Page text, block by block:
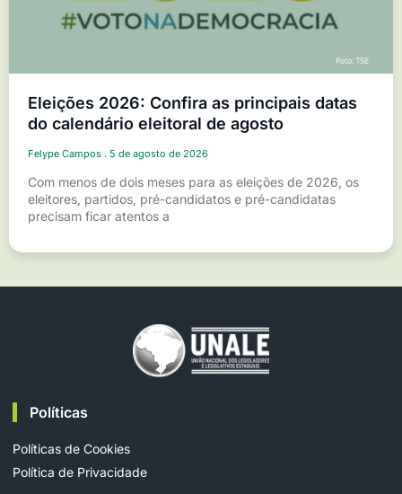
Eleições 2026: Confira as principais datas
do calendário eleitoral de agosto
Felype Campos 5 de agosto de 2026
Com menos de dois meses para as eleições de 2026, os
eleitores, partidos, pré-candidatos e pré-candidatas
precisam ficar atentos a
Políticas
Políticas de Cookies
Política de Privacidade